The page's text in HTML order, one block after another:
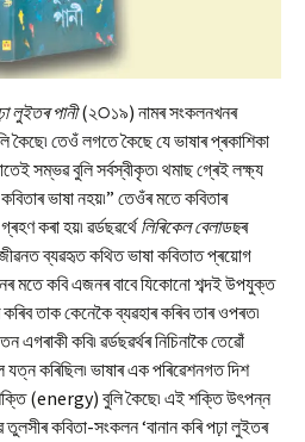
লুইতৰ পানী(২੦১৯) নামৰ সংকলনখনৰ
কৈছে৷ তেওঁ লগতে কৈছে যে ভাষাৰ প্ৰকাশিকা
সম্ভৱ বুলি সৰ্বস্বীকৃত৷ থমাছ গ্ৰেই লক্ষ্য
ভাষা নহয়৷” তেওঁৰ মতে কবিতাৰ
কৰা হয়৷ ৱৰ্ডছৱৰ্থেলিৰিকেল বেলাডছৰ
জীৱনত ব্যৱহৃত কথিত ভাষা কবিতাত প্ৰয়োগ
মতে কবি এজনৰ বাবে যিকোনো শব্দই উপযুক্ত
তাক কেনেকৈ ব্যৱহাৰ কৰিব তাৰ ওপৰত৷
কবি৷ ৱৰ্ডছৱৰ্থৰ নিচিনাকৈ তেৱোঁ
কৰিছিল৷ ভাষাৰ এক পৰিৱেশনগত দিশ
(energy) বুলি কৈছে৷ এই শক্তি উৎপন্ন
কবিতা-সংকলন ‘বানান কৰি পঢ়া লুইতৰ